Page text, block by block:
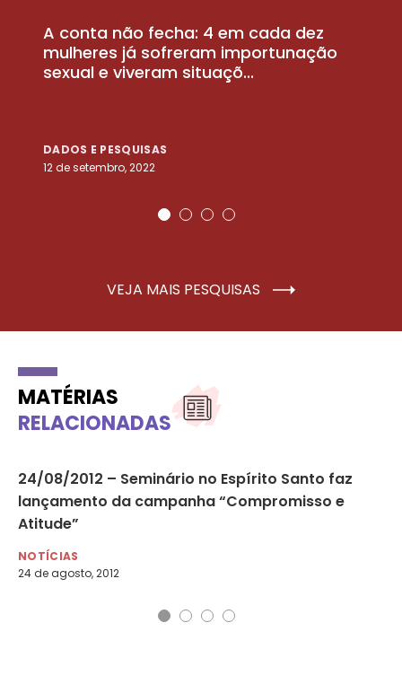
A conta não fecha: 4 em cada dez
mulheres já sofreram importunação
sexual e viveram situaçõ...
DADOS E PESQUISAS
12 de setembro, 2022
VEJA MAIS PESQUISAS
MATÉRIAS
RELACIONADAS
24/08/2012 – Seminário no Espírito Santo faz
lançamento da campanha “Compromisso e
Atitude”
NOTÍCIAS
24 de agosto, 2012